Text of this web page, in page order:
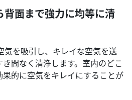
背面まで強力に均等に清
気を吸引し、キレイな空気を送
間なく清浄します。室内のどこ
的に空気をキレイにすることが